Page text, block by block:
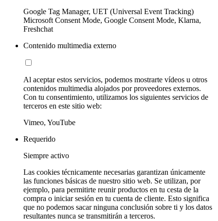
Google Tag Manager, UET (Universal Event Tracking)
Microsoft Consent Mode, Google Consent Mode, Klarna,
Freshchat
Contenido multimedia externo
Al aceptar estos servicios, podemos mostrarte vídeos u otros
contenidos multimedia alojados por proveedores externos.
Con tu consentimiento, utilizamos los siguientes servicios de
terceros en este sitio web:
Vimeo, YouTube
Requerido
Siempre activo
Las cookies técnicamente necesarias garantizan únicamente
las funciones básicas de nuestro sitio web. Se utilizan, por
ejemplo, para permitirte reunir productos en tu cesta de la
compra o iniciar sesión en tu cuenta de cliente. Esto significa
que no podemos sacar ninguna conclusión sobre ti y los datos
resultantes nunca se transmitirán a terceros.